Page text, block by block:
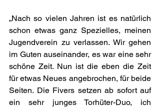
„Nach so vielen Jahren ist es natürlich
schon etwas ganz Spezielles, meinen
Jugendverein zu verlassen. Wir gehen
im Guten auseinander, es war eine sehr
schöne Zeit. Nun ist die eben die Zeit
für etwas Neues angebrochen, für beide
Seiten. Die Fivers setzen ab sofort auf
ein sehr junges Torhüter-Duo, ich